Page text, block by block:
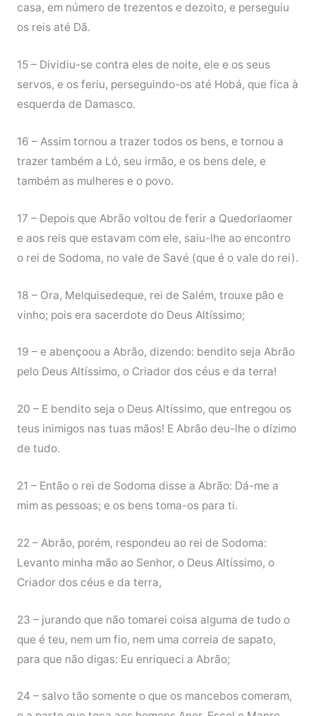
casa, em número de trezentos e dezoito, e perseguiu
os reis até Dã.
15 – Dividiu-se contra eles de noite, ele e os seus
servos, e os feriu, perseguindo-os até Hobá, que fica à
esquerda de Damasco.
16 – Assim tornou a trazer todos os bens, e tornou a
trazer também a Ló, seu irmão, e os bens dele, e
também as mulheres e o povo.
17 – Depois que Abrão voltou de ferir a Quedorlaomer
e aos reis que estavam com ele, saiu-lhe ao encontro
o rei de Sodoma, no vale de Savé (que é o vale do rei).
18 – Ora, Melquisedeque, rei de Salém, trouxe pão e
vinho; pois era sacerdote do Deus Altíssimo;
19 – e abençoou a Abrão, dizendo: bendito seja Abrão
pelo Deus Altíssimo, o Criador dos céus e da terra!
20 – E bendito seja o Deus Altíssimo, que entregou os
teus inimigos nas tuas mãos! E Abrão deu-lhe o dízimo
de tudo.
21 – Então o rei de Sodoma disse a Abrão: Dá-me a
mim as pessoas; e os bens toma-os para ti.
22 – Abrão, porém, respondeu ao rei de Sodoma:
Levanto minha mão ao Senhor, o Deus Altíssimo, o
Criador dos céus e da terra,
23 – jurando que não tomarei coisa alguma de tudo o
que é teu, nem um fio, nem uma correia de sapato,
para que não digas: Eu enriqueci a Abrão;
24 – salvo tão somente o que os mancebos comeram,